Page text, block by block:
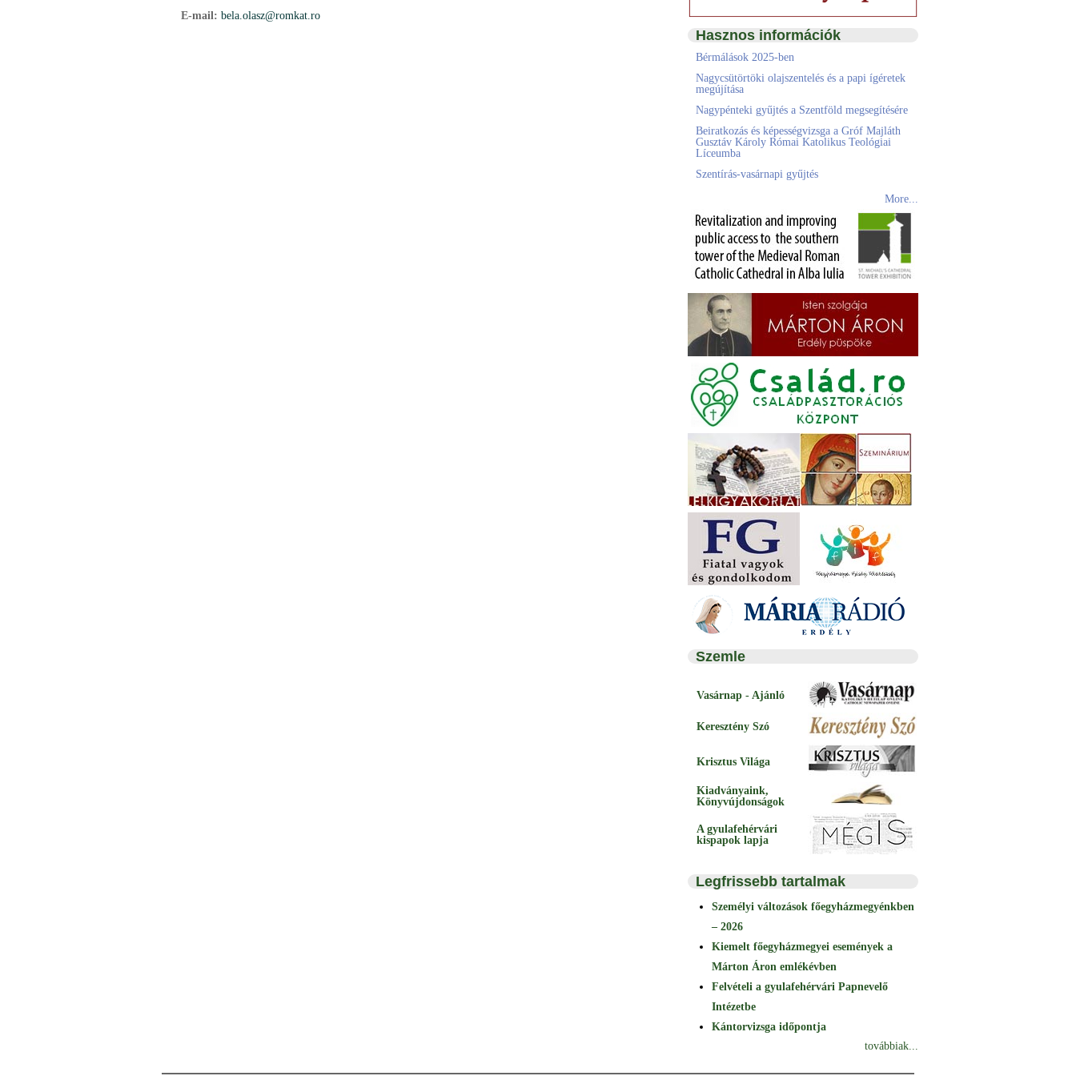
E-mail: bela.olasz@romkat.ro
Hasznos információk
Bérmálások 2025-ben
Nagycsütörtöki olajszentelés és a papi ígéretek
megújítása
Nagypénteki gyűjtés a Szentföld megsegítésére
Beiratkozás és képességvizsga a Gróf Majláth
Gusztáv Károly Római Katolikus Teológiai
Líceumba
Szentírás-vasárnapi gyűjtés
More...
Szemle
Vasárnap - Ajánló
Keresztény Szó
Krisztus Világa
Kiadványaink,
Könyvújdonságok
A gyulafehérvári
kispapok lapja
Legfrissebb tartalmak
Személyi változások főegyházmegyénkben
– 2026
Kiemelt főegyházmegyei események a
Márton Áron emlékévben
Felvételi a gyulafehérvári Papnevelő
Intézetbe
Kántorvizsga időpontja
továbbiak...